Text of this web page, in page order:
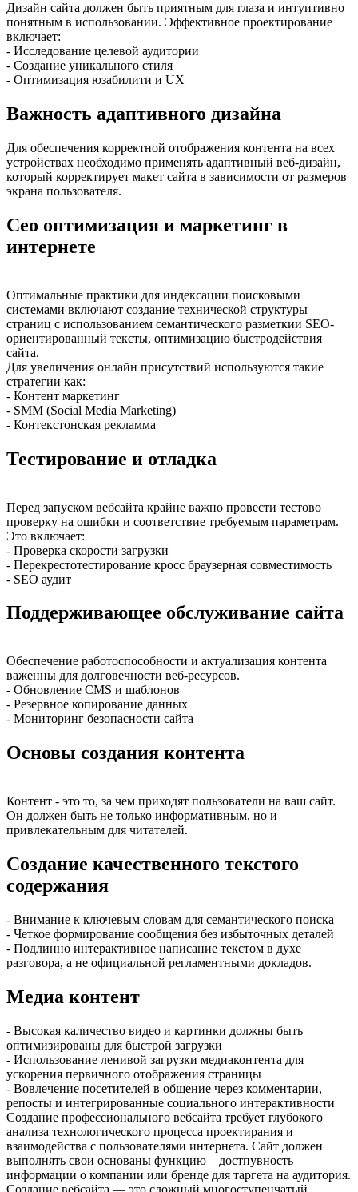
Дизайн сайта должен быть приятным для глаза и интуитивно
понятным в использовании. Эффективное проектирование
включает:
- Исследование целевой аудитории
- Создание уникального стиля
- Оптимизация юзабилити и UX
Важность адаптивного дизайна
Для обеспечения корректной отображения контента на всех
устройствах необходимо применять адаптивный веб-дизайн,
который корректирует макет сайта в зависимости от размеров
экрана пользователя.
Сео оптимизация и маркетинг в
интернете
Оптимальные практики для индексации поисковыми
системами включают создание технической структуры
страниц с использованием семантического разметкии SEO-
ориентированный тексты, оптимизацию быстродействия
сайта.
Для увеличения онлайн присутствий используются такие
стратегии как:
- Контент маркетинг
- SMM (Social Media Marketing)
- Контекстонская рекламма
Тестирование и отладка
Перед запуском вебсайта крайне важно провести тестово
проверку на ошибки и соответствие требуемым параметрам.
Это включает:
- Проверка скорости загрузки
- Перекрестотестирование кросс браузерная совместимость
- SEO аудит
Поддерживающее обслуживание сайта
Обеспечение работоспособности и актуализация контента
важенны для долговечности веб-ресурсов.
- Обновление CMS и шаблонов
- Резервное копирование данных
- Мониторинг безопасности сайта
Основы создания контента
Контент - это то, за чем приходят пользователи на ваш сайт.
Он должен быть не только информативным, но и
привлекательным для читателей.
Создание качественного текстого
содержания
- Внимание к ключевым словам для семантического поиска
- Четкое формирование сообщения без избыточных деталей
- Подлинно интерактивное написание текстом в духе
разговора, а не официальной регламентными докладов.
Медиа контент
- Высокая каличество видео и картинки должны быть
оптимизированы для быстрой загрузки
- Использование ленивой загрузки медиаконтента для
ускорения первичного отображения страницы
- Вовлечение посетителей в общение через комментарии,
репосты и интегрированные социального интерактивности
Создание профессионального вебсайта требует глубокого
анализа технологического процесса проектирания и
взаимодейства с пользователями интернета. Сайт должен
выполнять свои основаны функцию – достпувность
информации о компании или бренде для таргета на аудитория.
Создание вебсайта — это сложный многоступенчатый